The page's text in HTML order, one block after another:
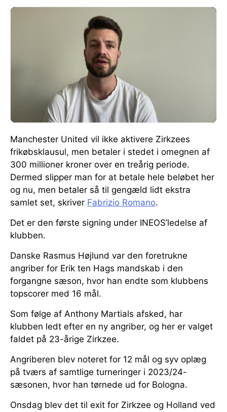
Manchester United vil ikke aktivere Zirkzees
frikøbsklausul, men betaler i stedet i omegnen af
300 millioner kroner over en treårig periode.
Dermed slipper man for at betale hele beløbet her
og nu, men betaler så til gengæld lidt ekstra
samlet set, skriver Fabrizio Romano.
Det er den første signing under INEOS’ledelse af
klubben.
Danske Rasmus Højlund var den foretrukne
angriber for Erik ten Hags mandskab i den
forgangne sæson, hvor han endte som klubbens
topscorer med 16 mål.
Som følge af Anthony Martials afsked, har
klubben ledt efter en ny angriber, og her er valget
faldet på 23-årige Zirkzee.
Angriberen blev noteret for 12 mål og syv oplæg
på tværs af samtlige turneringer i 2023/24-
sæsonen, hvor han tørnede ud for Bologna.
Onsdag blev det til exit for Zirkzee og Holland ved